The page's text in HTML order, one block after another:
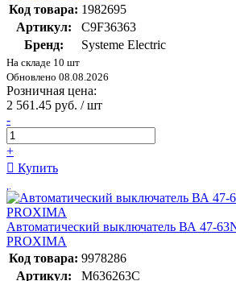
Код товара: 1982695
Артикул:
C9F36363
Бренд:
Systeme Electric
На складе 10 шт
Обновлено 08.08.2026
Розничная цена:
2 561.45 руб. / шт
-
+
Купить
Автоматический выключатель ВА 47-
PROXIMA
Код товара: 9978286
Артикул:
M636263C